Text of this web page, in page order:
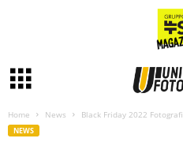
Home News Black Friday 2022
NEWS